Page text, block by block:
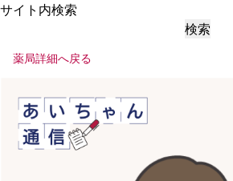
サイト内検索
検索
薬局詳細へ戻る